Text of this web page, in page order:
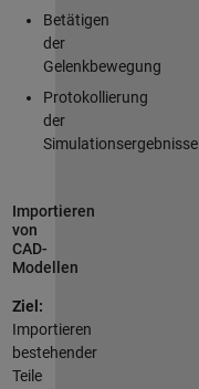
Betätigen
der
Gelenkbewegung
Protokollierung
der
Simulationsergebnisse
Importieren
von
CAD-
Modellen
Ziel:
Importieren
bestehender
Teile